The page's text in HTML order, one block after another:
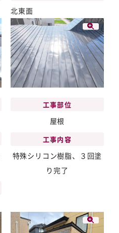
北東面
工事部位
屋根
工事内容
特殊シリコン樹脂、３回塗
り完了